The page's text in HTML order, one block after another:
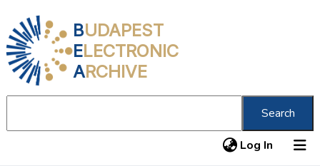
BUDAPEST
ELECTRONIC
ARCHIVE
Search
Log In (current)